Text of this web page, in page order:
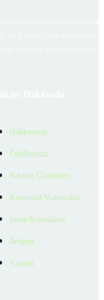
Hakkımızda
Ödüllerimiz
Reklam Çözümleri
Kurumsal Materyaller
İnsan Kaynakları
İletişim
Yardım